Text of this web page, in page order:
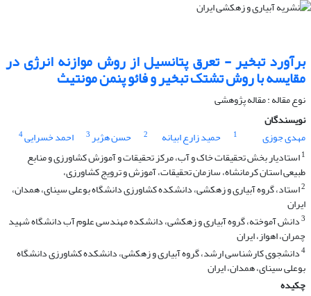
برآورد تبخیر - تعرق پتانسیل از روش موازنه انرژی در
مقایسه با روش تشتک تبخیر و فائو پنمن مونتیث
نوع مقاله : مقاله پژوهشی
نویسندگان
مهدی جوزی
1 حمید زارع ابیانه 2 حسن هژبر3 احمد خسرایی4
1استادیار بخش تحقیقات خاک و آب، مرکز تحقیقات و آموزش کشاورزی و منابع
طبیعی استان کرمانشاه، سازمان تحقیقات، آموزش و ترویج کشاورزی،
2استاد، گروه آبیاری و زهکشی، دانشکده کشاورزی دانشگاه بوعلی سینای، همدان،
ایران
3دانش آموخته، گروه آبیاری و زهکشی، دانشکده مهندسی علوم آب دانشگاه شهید
چمران، اهواز، ایران
4دانشجوی کارشناسی ارشد، گروه آبیاری و زهکشی، دانشکده کشاورزی دانشگاه
بوعلی سینای، همدان، ایران
چکیده